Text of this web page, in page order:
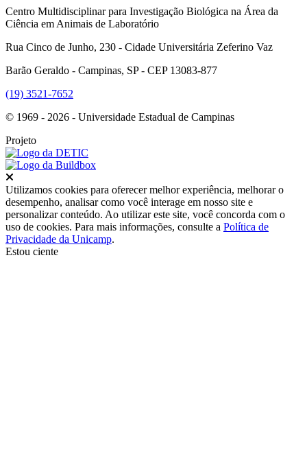
Centro Multidisciplinar para Investigação Biológica na Área da
Ciência em Animais de Laboratório
Rua Cinco de Junho, 230 - Cidade Universitária Zeferino Vaz
Barão Geraldo - Campinas, SP - CEP 13083-877
(19) 3521-7652
© 1969 - 2026 - Universidade Estadual de Campinas
Projeto
Utilizamos cookies para oferecer melhor experiência, melhorar o
desempenho, analisar como você interage em nosso site e
personalizar conteúdo. Ao utilizar este site, você concorda com o
uso de cookies. Para mais informações, consulte a Política de
Privacidade da Unicamp.
Estou ciente